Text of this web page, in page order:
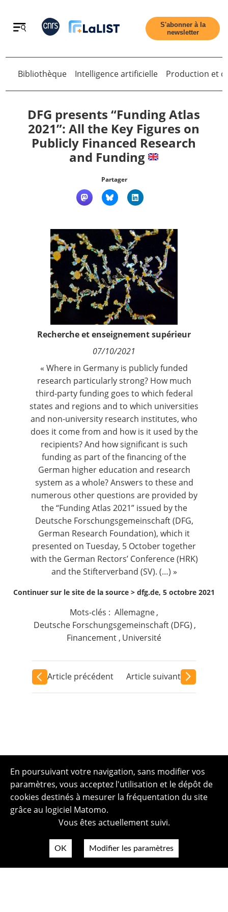
Retour
Accueil
Qui sommes nous ?
Nous suivre
S'abonner à la
newsletter
Retour
Bibliothèque Intelligence artificielle Production et
DFG presents “Funding Atlas
2021”: All the Key Figures on
Publicly Financed Research
and Funding
Partager
Recherche et enseignement supérieur
07/10/2021
« Where in Germany is publicly funded
research particularly strong? How much
third-party funding goes to which federal
states and regions and to which universities
and non-university research institutes, who
does it come from and how is it used by the
recipients? And how significant is such
funding as part of the financing of the
German higher education and research
system as a whole? Answers to these and
numerous other questions are provided by
the “Funding Atlas 2021” issued by the
Deutsche Forschungsgemeinschaft (DFG,
German Research Foundation), which it
presented on Tuesday, 5 October together
with the German Rectors’ Conference (HRK)
and the Stifterverband (SV). (…) »
Continuer sur le site de la source > dfg.de, 5 octobre 2021
Mots-clés : Allemagne ,
Deutsche Forschungsgemeinschaft (DFG) ,
Financement , Université
Article précédent Article suivant
En poursuivant votre navigation, sans modifier vos
paramètres, vous acceptez l'utilisation et le dépôt de
cookies destinés à mesurer la fréquentation du site
grâce au logiciel Matomo.
Vous êtes actuellement suivi.
OK Modifier les paramètres